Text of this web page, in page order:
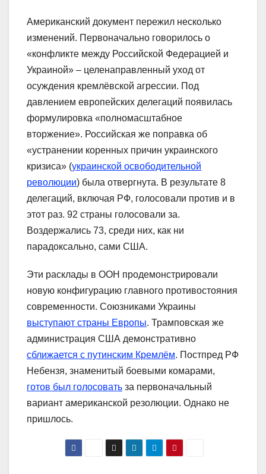
Американский документ пережил несколько
изменений. Первоначально говорилось о
«конфликте между Российской Федерацией и
Украиной» – целенаправленный уход от
осуждения кремлёвской агрессии. Под
давлением европейских делегаций появилась
формулировка «полномасштабное
вторжение». Российская же поправка об
«устранении коренных причин украинского
кризиса» (украинской освободительной
революции) была отвергнута. В результате 8
делегаций, включая РФ, голосовали против и в
этот раз. 92 страны голосовали за.
Воздержались 73, среди них, как ни
парадоксально, сами США.
Эти расклады в ООН продемонстрировали
новую конфигурацию главного противостояния
современности. Союзниками Украины
выступают страны Европы. Трамповская же
администрация США демонстративно
сближается с путинским Кремлём. Постпред РФ
Небензя, знаменитый боевыми комарами,
готов был голосовать за первоначальный
вариант американской резолюции. Однако не
пришлось.